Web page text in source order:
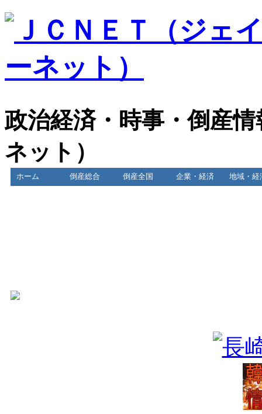
政治経済・時事・倒産
ネット）
ホーム 倒産総合 倒産全国 企業・経済 地域・経